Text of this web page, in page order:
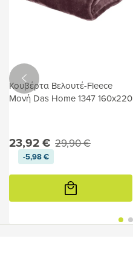
Κουβέρτα Βελουτέ-Fleece
Μονή Das Home 1347 160x220
23,92 € 29,90 €
-5,98 €
Προσθήκη
καλάθι